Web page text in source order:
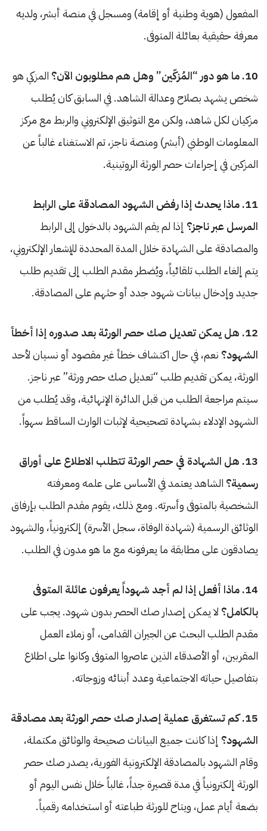
المفعول (هوية وطنية أو إقامة) ومسجل في منصة أبشر، ولديه
معرفة حقيقية بعائلة المتوفى.
10. ما هو دور “المُزكّين” وهل هم مطلوبون الآن؟
المزكي هو
شخص يشهد بصلاح وعدالة الشاهد. في السابق كان يُطلب
مزكيان لكل شاهد، ولكن مع التوثيق الإلكتروني والربط مع مركز
المعلومات الوطني (أبشر) ومنصة ناجز، تم الاستغناء غالباً عن
المزكين في إجراءات حصر الورثة الروتينية.
11. ماذا يحدث إذا رفض الشهود المصادقة على الرابط
المرسل عبر ناجز؟ إذا لم يقم الشهود بالدخول إلى الرابط
والمصادقة على الشهادة خلال المدة المحددة للإشعار الإلكتروني،
يتم إلغاء الطلب تلقائياً، ويُضطر مقدم الطلب إلى تقديم طلب
جديد وإدخال بيانات شهود جدد أو حثهم على المصادقة.
12. هل يمكن تعديل صك حصر الورثة بعد صدوره إذا أخطأ
الشهود؟ نعم، في حال اكتشاف خطأ غير مقصود أو نسيان لأحد
الورثة، يمكن تقديم طلب “تعديل صك حصر ورثة” عبر ناجز.
سيتم مراجعة الطلب من قبل الدائرة الإنهائية، وقد يُطلب من
الشهود الإدلاء بشهادة تصحيحية لإثبات الوارث الساقط سهواً.
13. هل الشهادة في حصر الورثة تتطلب الاطلاع على أوراق
رسمية؟ الشاهد يعتمد في الأساس على علمه ومعرفته
الشخصية بالمتوفى وأسرته. ومع ذلك، يقوم مقدم الطلب بإرفاق
الوثائق الرسمية (شهادة الوفاة، سجل الأسرة) إلكترونياً، والشهود
يصادقون على مطابقة ما يعرفونه مع ما هو مدون في الطلب.
14. ماذا أفعل إذا لم أجد شهوداً يعرفون عائلة المتوفى
بالكامل؟ لا يمكن إصدار صك الحصر بدون شهود. يجب على
مقدم الطلب البحث عن الجيران القدامى، أو زملاء العمل
المقربين، أو الأصدقاء الذين عاصروا المتوفى وكانوا على اطلاع
بتفاصيل حياته الاجتماعية وعدد أبنائه وزوجاته.
15. كم تستغرق عملية إصدار صك حصر الورثة بعد مصادقة
الشهود؟ إذا كانت جميع البيانات صحيحة والوثائق مكتملة،
وقام الشهود بالمصادقة الإلكترونية الفورية، يصدر صك حصر
الورثة إلكترونياً في مدة قصيرة جداً، غالباً خلال نفس اليوم أو
بضعة أيام عمل، ويتاح للورثة طباعته أو استخدامه رقمياً.